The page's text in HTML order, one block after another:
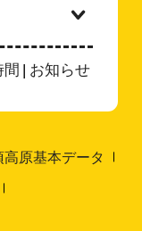
間 | お知らせ
原基本データ